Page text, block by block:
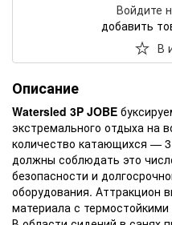
Войдите
добавить
В
Описание
Watersled 3P JOBE
экстремального отдыха на
количество катающихся —
должны соблюдать это
безопасности и
оборудования. Аттракцион
материала с